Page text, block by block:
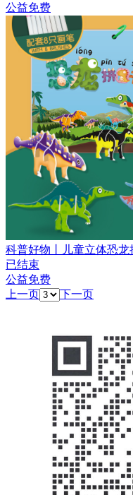
公益免费
科普好物丨儿童立体恐
已结束
公益免费
上一页
下一页